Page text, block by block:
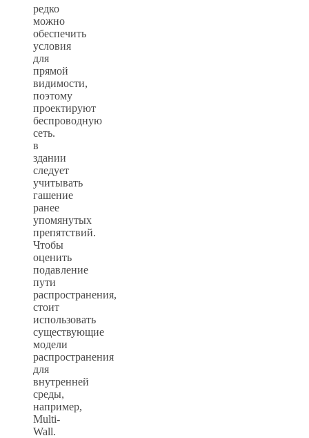
редко
можно
обеспечить
условия
для
прямой
видимости,
поэтому
проектируют
беспроводную
сеть.
в
здании
следует
учитывать
гашение
ранее
упомянутых
препятствий.
Чтобы
оценить
подавление
пути
распространения,
стоит
использовать
существующие
модели
распространения
для
внутренней
среды,
например,
Multi-
Wall.